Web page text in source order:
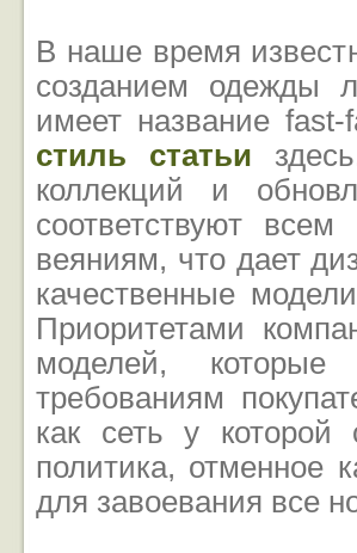
В наше время
созданием одежды
имеет название
стиль статьи
коллекций и
соответствуют
веяниям, что дает
качественные
Приоритетами
моделей, которые
требованиям
как сеть у которой
политика, отменное
для завоевания все